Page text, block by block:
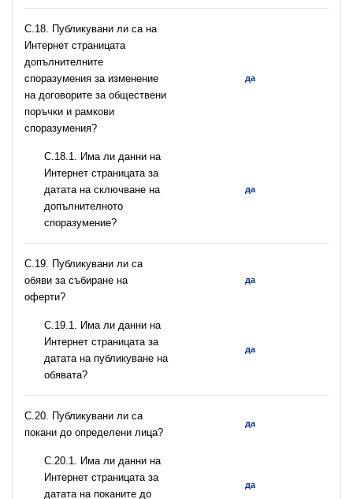
С.18. Публикувани ли са на
Интернет страницата
допълнителните
споразумения за изменение
на договорите за обществени
поръчки и рамкови
споразумения?
да
С.18.1. Има ли данни на
Интернет страницата за
датата на сключване на
допълнителното
споразумение?
да
С.19. Публикувани ли са
обяви за събиране на
оферти?
да
С.19.1. Има ли данни на
Интернет страницата за
датата на публикуване на
обявата?
да
С.20. Публикувани ли са
покани до определени лица?
да
С.20.1. Има ли данни на
Интернет страницата за
датата на поканите до
да